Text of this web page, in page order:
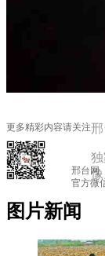
更多精彩内容请关注
台网
微信
像
图片新闻